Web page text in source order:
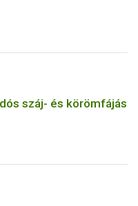
száj- és körömfájás